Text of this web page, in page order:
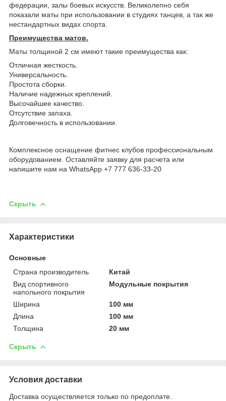
федерации, залы боевых искусств. Великолепно себя
показали маты при использовании в студиях танцев, а так же
нестандартных видах спорта.
Преимущества матов.
Маты толщиной 2 см имеют такие преимущества как:
Отличная жесткость.
Универсальность.
Простота сборки.
Наличие надежных креплений.
Высочайшее качество.
Отсутствие запаха.
Долговечность в использовании.
Комплексное оснащение фитнес клубов профессиональным
оборудованием. Оставляйте заявку для расчета или
напишите нам на WhatsApp +7 777 636-33-20
Скрыть
Характеристики
Основные
Страна производитель
Китай
Вид спортивного
напольного покрытия
Модульные покрытия
Ширина
100 мм
Длина
100 мм
Толщина
20 мм
Скрыть
Условия доставки
Доставка осуществляется только по предоплате.